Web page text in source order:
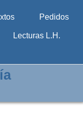
Pedidos
Lecturas L.H.